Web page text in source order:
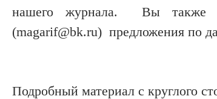
нашего журнала. Вы также
(magarif@bk.ru) предложения по
Подробный материал с круглого